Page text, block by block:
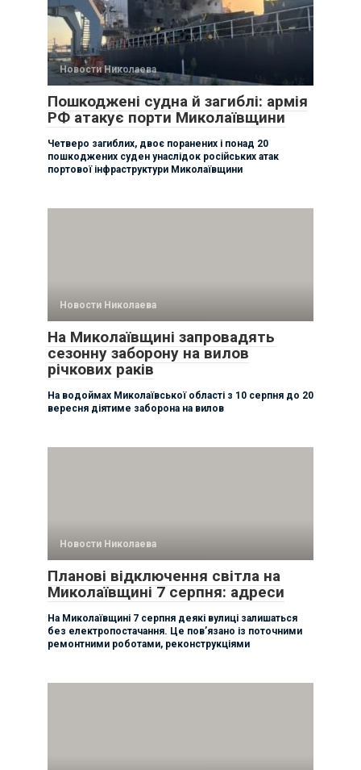
Новости Николаева
Пошкоджені судна й загиблі: армія
РФ атакує порти Миколаївщини
Четверо загиблих, двоє поранених і понад 20
пошкоджених суден унаслідок російських атак
портової інфраструктури Миколаївщини
Новости Николаева
На Миколаївщині запровадять
сезонну заборону на вилов
річкових раків
На водоймах Миколаївської області з 10 серпня до 20
вересня діятиме заборона на вилов
Новости Николаева
Планові відключення світла на
Миколаївщині 7 серпня: адреси
На Миколаївщині 7 серпня деякі вулиці залишаться
без електропостачання. Це пов’язано із поточними
ремонтними роботами, реконструкціями